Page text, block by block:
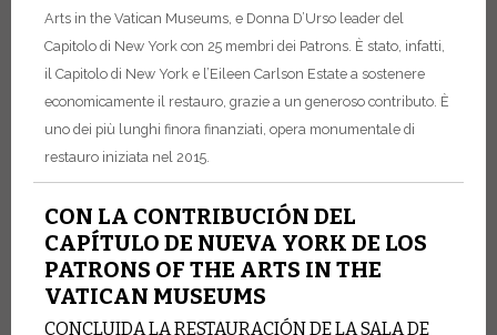
Arts in the Vatican Museums, e Donna D’Urso leader del
Capitolo di New York con 25 membri dei Patrons. È stato, infatti,
il Capitolo di New York e l’Eileen Carlson Estate a sostenere
economicamente il restauro, grazie a un generoso contributo. È
uno dei più lunghi finora finanziati, opera monumentale di
restauro iniziata nel 2015.
CON LA CONTRIBUCIÓN DEL
CAPÍTULO DE NUEVA YORK DE LOS
PATRONS OF THE ARTS IN THE
VATICAN MUSEUMS
CONCLUIDA LA RESTAURACIÓN DE LA SALA DE